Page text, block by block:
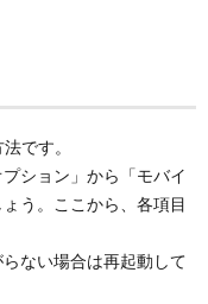
です。
ション」から「モバイ
う。ここから、各項目
ない場合は再起動して